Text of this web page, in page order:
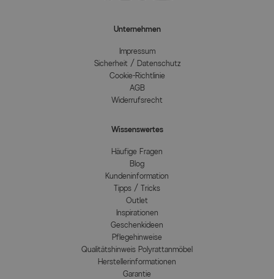
Unternehmen
Impressum
Sicherheit / Datenschutz
Cookie-Richtlinie
AGB
Widerrufsrecht
Wissenswertes
Häufige Fragen
Blog
Kundeninformation
Tipps / Tricks
Outlet
Inspirationen
Geschenkideen
Pflegehinweise
Qualitätshinweis Polyrattanmöbel
Herstellerinformationen
Garantie